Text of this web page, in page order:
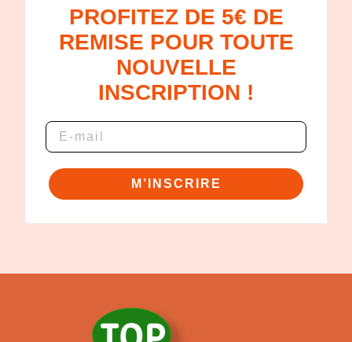
PROFITEZ DE 5€ DE
REMISE POUR TOUTE
NOUVELLE
INSCRIPTION !
M’INSCRIRE